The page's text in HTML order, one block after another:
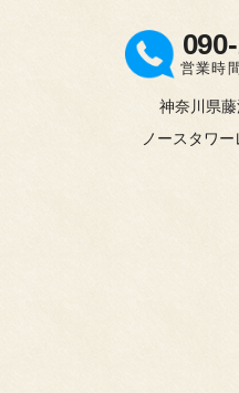
営業時
神奈川県
ノースタワ